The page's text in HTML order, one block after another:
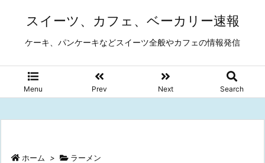
スイーツ、カフェ、ベーカリー速報
ケーキ、パンケーキなどスイーツ全般やカフェの情報発信
Menu Prev Next Search
ホーム > ラーメン